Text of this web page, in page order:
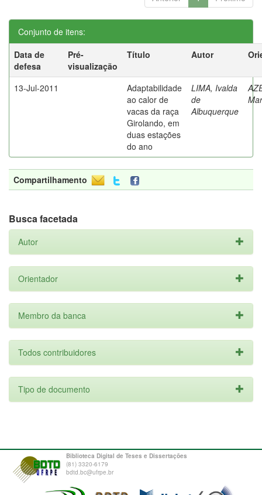
Conjunto de itens:
Data de
defesa
Pré-
visualização
Título Autor
13-Jul-2011
Adaptabilidade
ao calor de
vacas da raça
Girolando, em
duas estações
do ano
LIMA, Ivalda
de
Albuquerque
Compartilhamento
Busca facetada
Autor
Orientador
Membro da banca
Todos contribuidores
Tipo de documento
Biblioteca Digital de Teses e Dissertações
(81) 3320-6179
bdtd.bc@ufrpe.br